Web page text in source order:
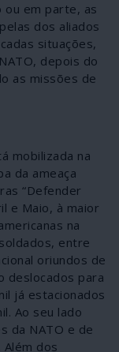
em parte, as
dos aliados
situações,
depois do
as missões de
mobilizada na
da ameaça
“Defender
e Maio, à maior
na
entre
oriundos de
deslocados para
já estacionados
Ao seu lado
da NATO e de
Além dos